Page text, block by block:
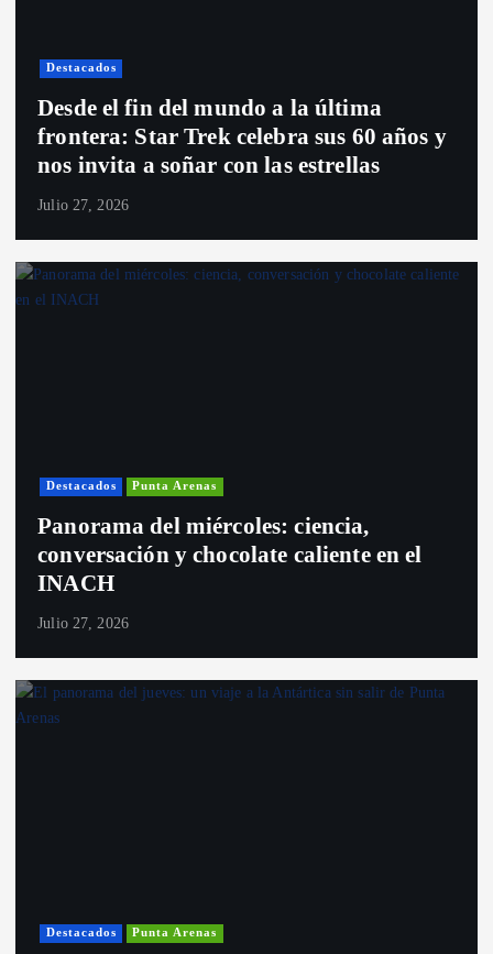
Destacados
Desde el fin del mundo a la última
frontera: Star Trek celebra sus 60 años y
nos invita a soñar con las estrellas
Julio 27, 2026
Destacados Punta Arenas
Panorama del miércoles: ciencia,
conversación y chocolate caliente en el
INACH
Julio 27, 2026
Destacados Punta Arenas